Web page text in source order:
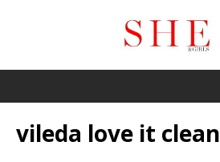
vileda love it clean